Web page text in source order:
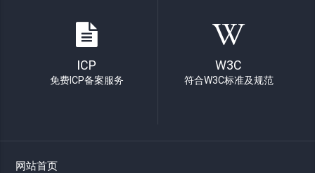
ICP
免费ICP备案服务
W3C
符合W3C标准及规范
网站首页